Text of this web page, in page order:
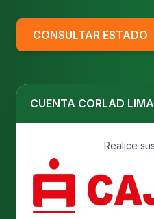
CONSULTAR ESTADO
CUENTA CORLAD
Realice